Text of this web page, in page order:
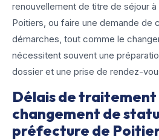
renouvellement de titre de séjour
Poitiers, ou faire une demande de
démarches, tout comme le
nécessitent souvent une
dossier et une prise de rendez-
Délais de traitement
changement de
préfecture de